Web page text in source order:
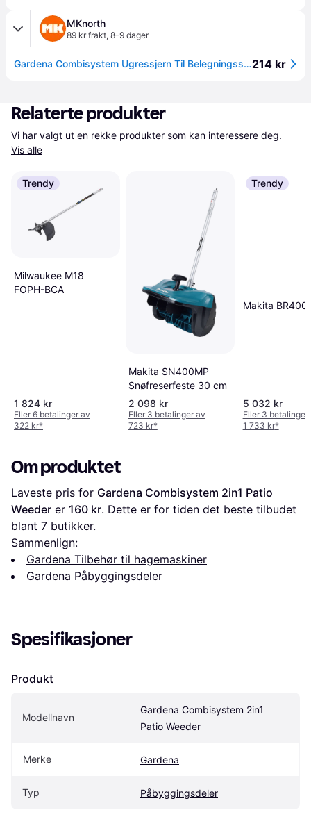
MKnorth
89 kr frakt, 8–9 dager
Gardena Combisystem Ugressjern Til Belegningssten 2I1214 kr
Relaterte produkter
Vis alle
Trendy
Milwaukee M18
FOPH-BCA
1 824 kr
Eller 6 betalinger av
322 kr*
Makita SN400MP
Snøfreserfeste 30 cm
2 098 kr
Eller 3 betalinger av
723 kr*
Trendy
Makita
5 032 kr
Eller 3 betalinger
1 733 kr*
Om produktet
Laveste pris for Gardena Combisystem 2in1 Patio
Weeder er 160 kr. Dette er for tiden det beste tilbudet
blant 7 butikker.
Sammenlign:
Gardena Tilbehør til hagemaskiner
Gardena Påbyggingsdeler
Spesifikasjoner
Produkt
Modellnavn
Gardena Combisystem 2in1
Patio Weeder
Merke Gardena
Typ Påbyggingsdeler